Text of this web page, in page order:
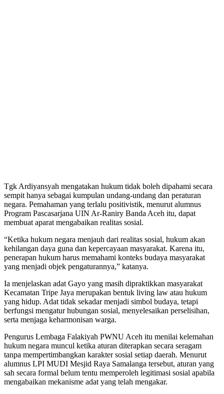
Tgk Ardiyansyah mengatakan hukum tidak boleh dipahami secara
sempit hanya sebagai kumpulan undang-undang dan peraturan
negara. Pemahaman yang terlalu positivistik, menurut alumnus
Program Pascasarjana UIN Ar-Raniry Banda Aceh itu, dapat
membuat aparat mengabaikan realitas sosial.
“Ketika hukum negara menjauh dari realitas sosial, hukum akan
kehilangan daya guna dan kepercayaan masyarakat. Karena itu,
penerapan hukum harus memahami konteks budaya masyarakat
yang menjadi objek pengaturannya,” katanya.
Ia menjelaskan adat Gayo yang masih dipraktikkan masyarakat
Kecamatan Tripe Jaya merupakan bentuk living law atau hukum
yang hidup. Adat tidak sekadar menjadi simbol budaya, tetapi
berfungsi mengatur hubungan sosial, menyelesaikan perselisihan,
serta menjaga keharmonisan warga.
Pengurus Lembaga Falakiyah PWNU Aceh itu menilai kelemahan
hukum negara muncul ketika aturan diterapkan secara seragam
tanpa mempertimbangkan karakter sosial setiap daerah. Menurut
alumnus LPI MUDI Mesjid Raya Samalanga tersebut, aturan yang
sah secara formal belum tentu memperoleh legitimasi sosial apabila
mengabaikan mekanisme adat yang telah mengakar.